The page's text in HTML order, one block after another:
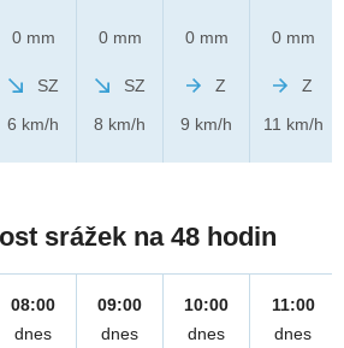
0 mm
SZ
6 km/h
0 mm
SZ
8 km/h
0 mm
Z
9 km/h
0 mm
Z
11 km/h
srážek na 48 hodin
08:00
dnes
09:00
dnes
10:00
dnes
11:00
dnes